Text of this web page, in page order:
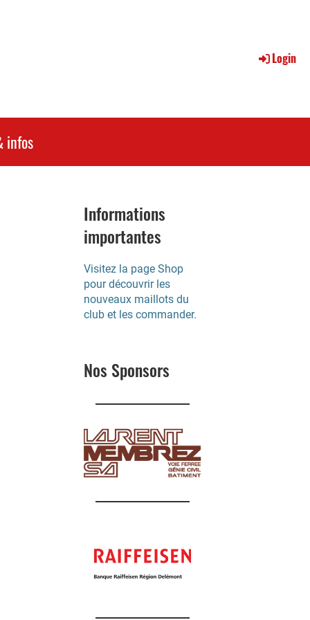
Login
infos
Informations
importantes
Visitez la page Shop
pour découvrir les
nouveaux maillots du
club et les commander.
Nos Sponsors